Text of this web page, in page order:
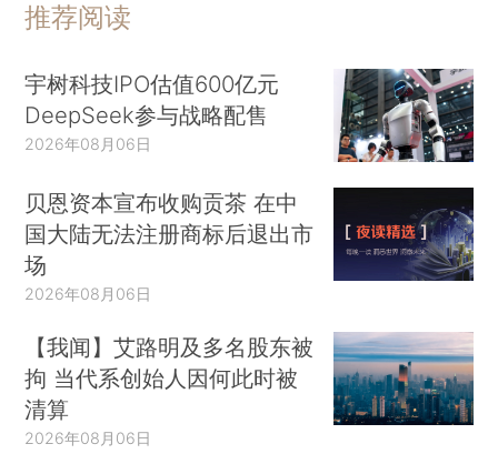
推荐阅读
宇树科技IPO估值600亿元
DeepSeek参与战略配售
2026年08月06日
贝恩资本宣布收购贡茶 在中
国大陆无法注册商标后退出市
场
2026年08月06日
【我闻】艾路明及多名股东被
拘 当代系创始人因何此时被
清算
2026年08月06日